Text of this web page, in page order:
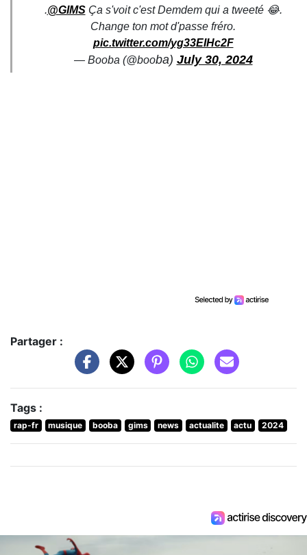
.@GIMSÇa s'voit c'est Demdem qui a tweeté 😂.
Change ton mot d'passe fréro.
pic.twitter.com/yg33EIHc2F
— Booba (@booba) July 30, 2024
Partager :
Tags :
rap-fr musique booba gims news actualite actu 2024